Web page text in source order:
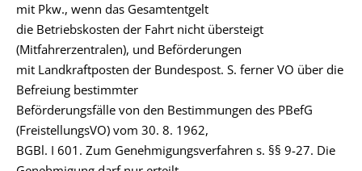
mit Pkw., wenn das Gesamtentgelt
die Betriebskosten der Fahrt nicht übersteigt
(Mitfahrerzentralen), und Beförderungen
mit Landkraftposten der Bundespost. S. ferner VO über die
Befreiung bestimmter
Beförderungsfälle von den Bestimmungen des PBefG
(FreistellungsVO) vom 30. 8. 1962,
BGBl. I 601. Zum Genehmigungsverfahren s. §§ 9-27. Die